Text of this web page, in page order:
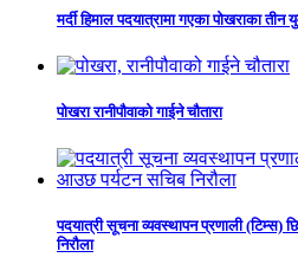
मर्दी हिमाल पदयात्रामा गएका पोखराका तीन
पोखरा रानीपौवाको गाईने चौतारा
पदयात्री सूचना व्यवस्थापन प्रणाली (टिम्स)
निरौला